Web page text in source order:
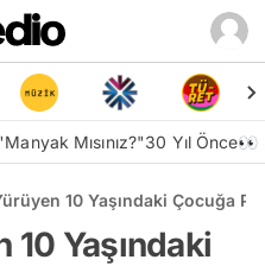
Mısınız?"30 Yıl Önce👀
10 Yaşındaki Çocuğa
Yaşındaki